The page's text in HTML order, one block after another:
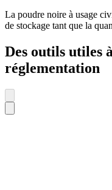
La poudre noire à usage
de stockage tant que la
Des outils utiles
réglementation